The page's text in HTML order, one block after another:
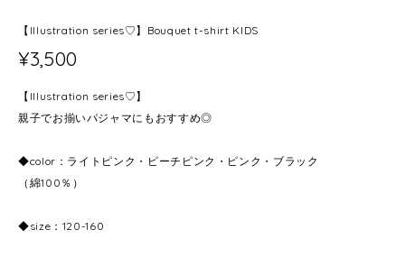
【Illustration series♡】Bouquet t-shirt KIDS
¥3,500
【Illustration series♡】
親子でお揃いパジャマにもおすすめ◎
◆color：ライトピンク・ピーチピンク・ピンク・ブラック
（綿100％）
◆size：120-160